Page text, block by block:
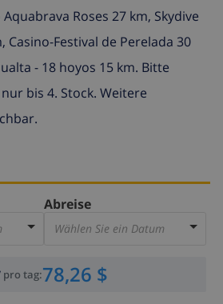
Roses 27 km, Skydive
Casino-Festival de Perelada 30
- 18 hoyos 15 km. Bitte
bis 4. Stock. Weitere
Abreise
Wählen Sie ein Datum
pro tag:78,26 $